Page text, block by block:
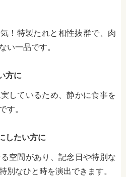
！特製たれと相性抜群で、肉
い一品です。
方に
しているため、静かに食事を
す。
したい方に
空間があり、記念日や特別な
別なひと時を演出できます。